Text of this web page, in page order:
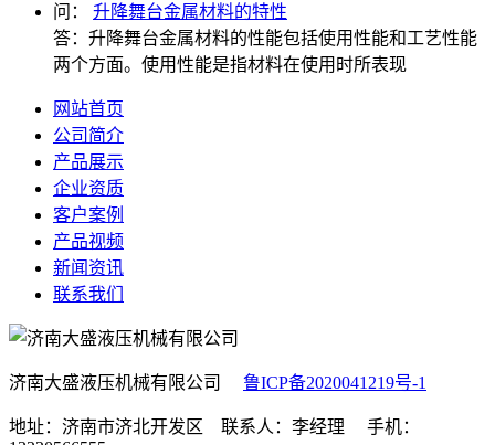
问： 升降舞台金属材料的特性
答： 升降舞台金属材料的性能包括使用性能和工艺性能
两个方面。使用性能是指材料在使用时所表现
网站首页
公司简介
产品展示
企业资质
客户案例
产品视频
新闻资讯
联系我们
济南大盛液压机械有限公司 鲁ICP备2020041219号-1
地址：济南市济北开发区 联系人：李经理 手机：